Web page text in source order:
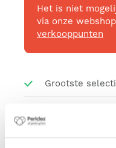
Het is niet
via onze
verkooppunten
Grootste